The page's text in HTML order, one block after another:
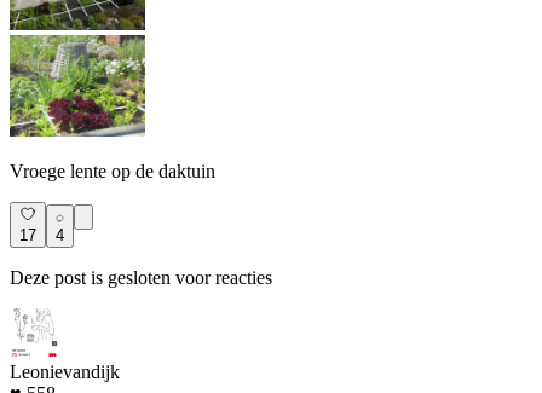
Vroege lente op de daktuin
17 4
Deze post is gesloten voor reacties
Leonievandijk